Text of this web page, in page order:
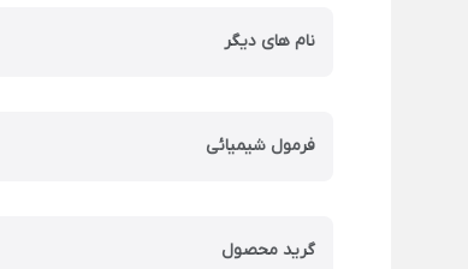
نام های دیگر
فرمول شیمیائی
گرید محصول